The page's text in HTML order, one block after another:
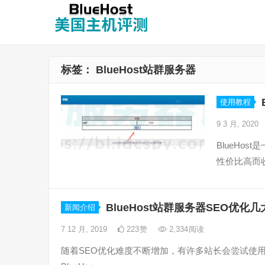
标签： BlueHost站群服务器
使用教程
9 3 月, 2020
BlueHost是
性价比高而
新闻介绍 BlueHost站群服务器SEO优化几
7 12 月, 2019 223赞 2,334阅读
随着SEO优化难度不断增加，有许多站长会尝试使